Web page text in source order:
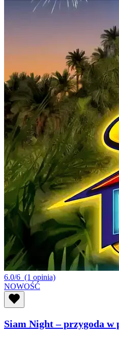
6.0/6 (1 opinia)
NOWOŚĆ
Siam Night – przygoda w